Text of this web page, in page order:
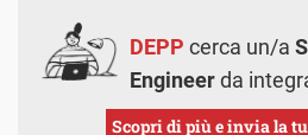
DEPP cerca un/a
Engineerda
Scopri di più e invia la